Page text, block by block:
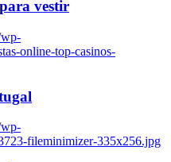
vestir
online-top-casinos-
fileminimizer-335x256.jpg